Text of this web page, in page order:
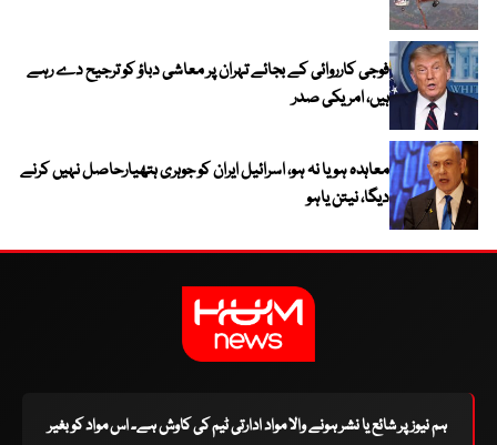
فوجی کارروائی کے بجائے تہران پر معاشی دباؤ کو ترجیح دے رہے
ہیں، امریکی صدر
معاہدہ ہو یا نہ ہو، اسرائیل ایران کو جوہری ہتھیارحاصل نہیں کرنے
دیگا، نیتن یاہو
ہم نیوز پر شائع یا نشر ہونے والا مواد ادارتی ٹیم کی کاوش ہے۔ اس مواد کو بغیر